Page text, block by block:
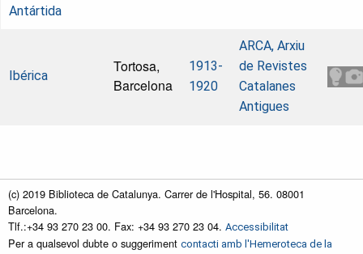
Antártida
Ibérica
Tortosa,
Barcelona
1913-
1920
ARCA, Arxiu
de Revistes
Catalanes
Antigues
(c) 2019 Biblioteca de Catalunya. Carrer de l'Hospital, 56. 08001
Barcelona.
Tlf.:+34 93 270 23 00. Fax: +34 93 270 23 04. Accessibilitat
Per a qualsevol dubte o suggeriment contacti amb l'Hemeroteca de la